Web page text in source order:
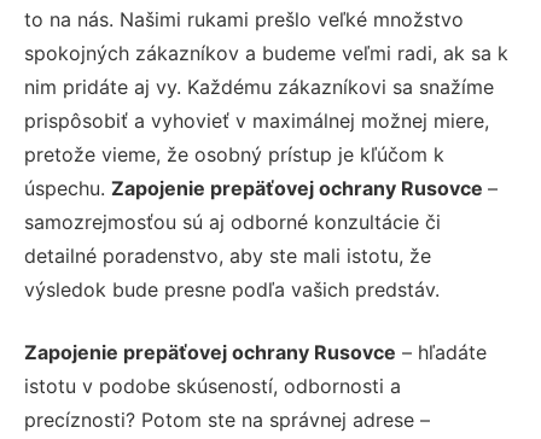
to na nás. Našimi rukami prešlo veľké množstvo
spokojných zákazníkov a budeme veľmi radi, ak sa k
nim pridáte aj vy. Každému zákazníkovi sa snažíme
prispôsobiť a vyhovieť v maximálnej možnej miere,
pretože vieme, že osobný prístup je kľúčom k
úspechu. Zapojenie prepäťovej ochrany Rusovce –
samozrejmosťou sú aj odborné konzultácie či
detailné poradenstvo, aby ste mali istotu, že
výsledok bude presne podľa vašich predstáv.
Zapojenie prepäťovej ochrany Rusovce – hľadáte
istotu v podobe skúseností, odbornosti a
precíznosti? Potom ste na správnej adrese –